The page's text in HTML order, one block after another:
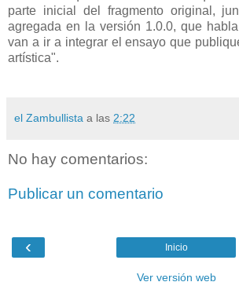
parte inicial del fragmento original,
agregada en la versión 1.0.0, que
van a ir a integrar el ensayo que
artística".
el Zambullista a las 2:22
No hay comentarios:
Publicar un comentario
‹ Inicio
Ver versión web